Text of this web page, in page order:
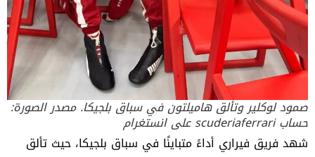
صمود لوكلير وتألق هاميلتون في سباق بلجيكا. مصدر الصورة:
حساب scuderiaferrari على انستغرام
شهد فريق فيراري أداءً متباينًا في سباق بلجيكا، حيث تألق